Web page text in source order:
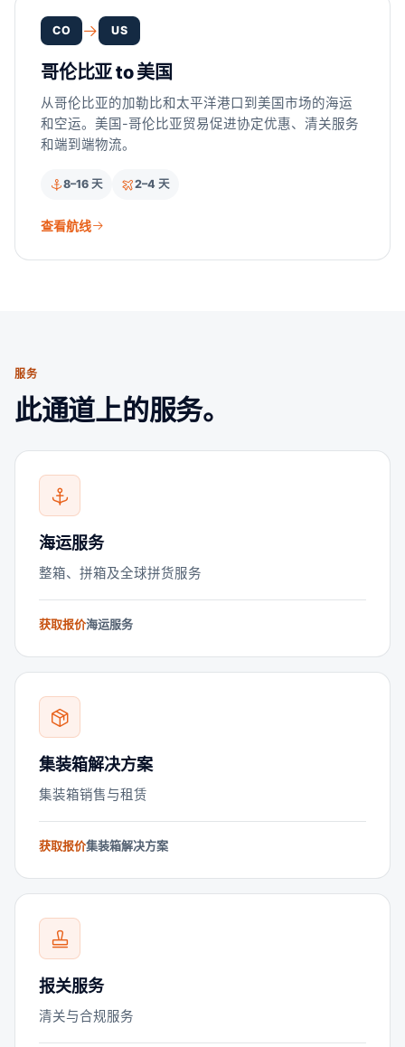
CO US
哥伦比亚 to 美国
从哥伦比亚的加勒比和太平洋港口到美国市场的海运
和空运。美国-哥伦比亚贸易促进协定优惠、清关服务
和端到端物流。
8–16 天 2–4 天
查看航线
服务
此通道上的服务。
海运服务
整箱、拼箱及全球拼货服务
获取报价海运服务
集装箱解决方案
集装箱销售与租赁
获取报价集装箱解决方案
报关服务
清关与合规服务